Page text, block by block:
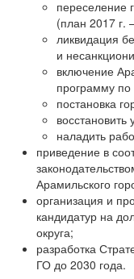
переселение
(план 2017
ликвидация
и
включение
программу
постановка
наладить
приведение в
Арамильского
организация и
кандидатур на
округа;
разработка
ГО до 2030 года.